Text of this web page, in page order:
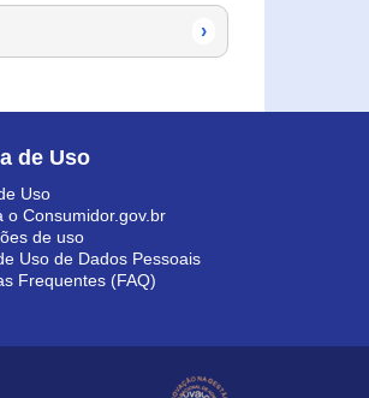
›
de Uso
Uso
o Consumidor.gov.br
de uso
Uso de Dados Pessoais
Frequentes (FAQ)